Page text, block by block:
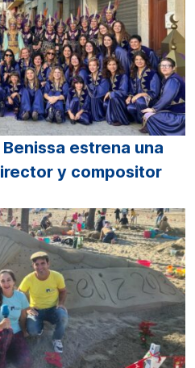
estrena una
y compositor